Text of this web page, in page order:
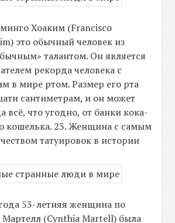
Хоаким (Francisco
это обычный человек из
талантом. Он является
рекорда человека с
в мире ртом. Размер его рта
сантиметрам, и он может
всё, что угодно, от банки кока-
кошелька. 23. Женщина с самым
татуировок в истории
53-летняя женщина по
(Cynthia Martell) была